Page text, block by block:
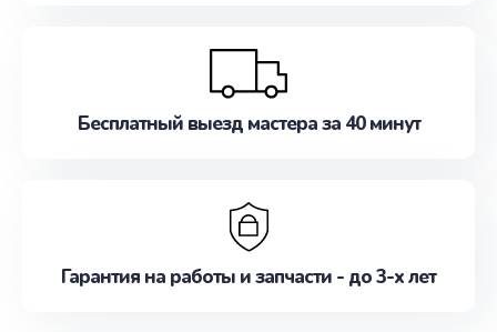
Бесплатный выезд мастера за 40 минут
Гарантия на работы и запчасти - до 3-х лет